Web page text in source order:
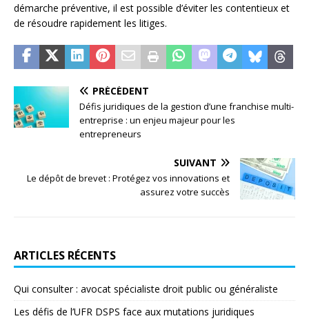
démarche préventive, il est possible d’éviter les contentieux et
de résoudre rapidement les litiges.
PRÉCÉDENT
Défis juridiques de la gestion d’une franchise multi-
entreprise : un enjeu majeur pour les
entrepreneurs
SUIVANT
Le dépôt de brevet : Protégez vos innovations et
assurez votre succès
ARTICLES RÉCENTS
Qui consulter : avocat spécialiste droit public ou généraliste
Les défis de l’UFR DSPS face aux mutations juridiques